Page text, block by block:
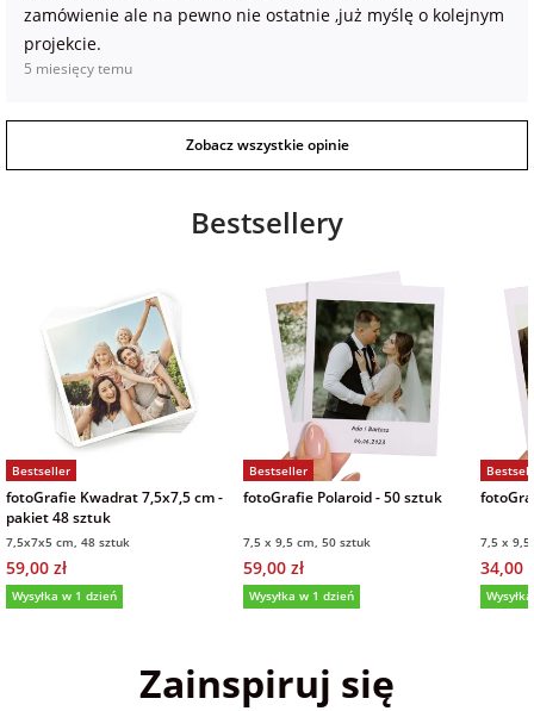
zamówienie ale na pewno nie ostatnie ,już myślę o kolejnym
projekcie.
5 miesięcy temu
Zobacz wszystkie opinie
Bestsellery
Bestseller
fotoGrafie Kwadrat 7,5x7,5 cm -
pakiet 48 sztuk
7,5x7x5 cm, 48 sztuk
59,00 zł
Wysyłka w 1 dzień
Bestseller
fotoGrafie Polaroid - 50 sztuk
7,5 x 9,5 cm, 50 sztuk
59,00 zł
Wysyłka w 1 dzień
7,5 x
34,00
Zainspiruj się